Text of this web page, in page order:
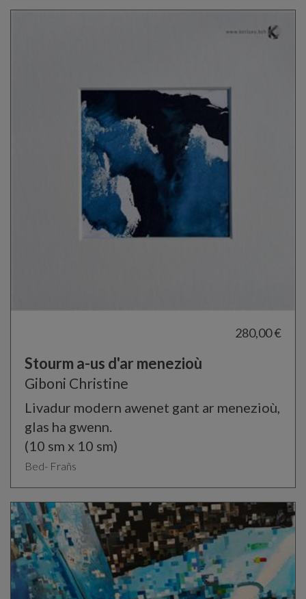
280,00 €
Stourm a-us d'ar menezioù
Giboni Christine
Livadur modern awenet gant ar menezioù,
glas ha gwenn.
(10 sm x 10 sm)
Bed- Frañs